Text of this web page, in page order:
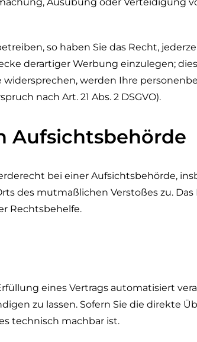
so haben Sie das Recht,
derartiger Werbung einzulegen;
werden Ihre
nach Art. 21 Abs. 2 DSGVO).
Aufsichtsbehörde
bei einer Aufsichtsbehörde,
des mutmaßlichen Verstoßes zu.
Rechtsbehelfe.
eines Vertrags automatisiert
zu lassen. Sofern Sie die direkte
technisch machbar ist.